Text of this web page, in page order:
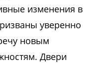
изменения в
уверенно
новым
Двери